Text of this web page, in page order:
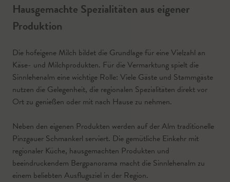
Hausgemachte Spezialitäten aus eigener
Produktion
Die hofeigene Milch bildet die Grundlage für eine Vielzahl an
Käse- und Milchprodukten. Für die Vermarktung spielt die
Sinnlehenalm eine wichtige Rolle: Viele Gäste und Stammgäste
nutzen die Gelegenheit, die regionalen Spezialitäten direkt vor
Ort zu genießen oder mit nach Hause zu nehmen.
Neben den eigenen Produkten werden auf der Alm traditionelle
Pinzgauer Schmankerl serviert. Die gemütliche Einkehr mit
regionaler Küche, hausgemachten Produkten und
beeindruckendem Bergpanorama macht die Sinnlehenalm zu
einem beliebten Ausflugsziel in der Region.